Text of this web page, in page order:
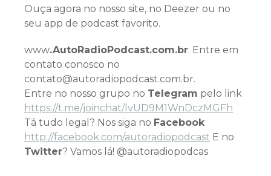
Ouça agora no nosso site, no Deezer ou no
seu app de podcast favorito.
www.AutoRadioPodcast.com.br. Entre em
contato conosco no
contato@autoradiopodcast.com.br.
Entre no nosso grupo no Telegram pelo link
https://t.me/joinchat/lvUD9M1WnDczMGFh
Tá tudo legal? Nos siga no Facebook
http://facebook.com/autoradiopodcast E no
Twitter? Vamos lá! @autoradiopodcas